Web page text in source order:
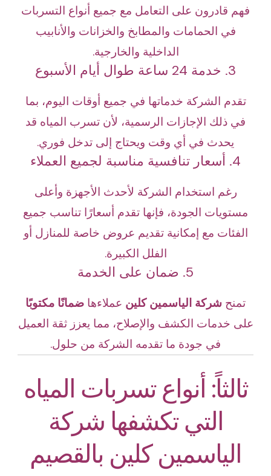
فهم قادرون على التعامل مع جميع أنواع التسربات
في الحمامات والمطابخ والخزانات والأنابيب
الداخلية والخارجية.
3. خدمة 24 ساعة طوال أيام الأسبوع
تقدم الشركة خدماتها في جميع أوقات اليوم، بما
في ذلك الإجازات الرسمية، لأن تسرب المياه قد
يحدث في أي وقت ويحتاج إلى تدخل فوري.
4. أسعار تنافسية مناسبة لجميع العملاء
رغم استخدام الشركة لأحدث الأجهزة وأعلى
مستويات الجودة، فإنها تقدم أسعارًا تناسب جميع
الفئات مع إمكانية تقديم عروض خاصة للمنازل أو
الفلل الكبيرة.
5. ضمان على الخدمة
تمنح شركة الياسمين كلين عملاءها ضمانًا مكتوبًا
على خدمات الكشف والإصلاح، مما يعزز ثقة العميل
في جودة ما تقدمه الشركة من حلول.
ثالثاً: أنواع تسربات المياه
التي تكشفها شركة
الياسمين كلين بالقصيم